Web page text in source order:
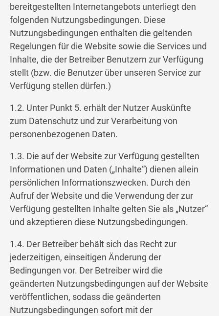
bereitgestellten Internetangebots unterliegt den
folgenden Nutzungsbedingungen. Diese
Nutzungsbedingungen enthalten die geltenden
Regelungen für die Website sowie die Services und
Inhalte, die der Betreiber Benutzern zur Verfügung
stellt (bzw. die Benutzer über unseren Service zur
Verfügung stellen dürfen.)
1.2. Unter Punkt 5. erhält der Nutzer Auskünfte
zum Datenschutz und zur Verarbeitung von
personenbezogenen Daten.
1.3. Die auf der Website zur Verfügung gestellten
Informationen und Daten („Inhalte“) dienen allein
persönlichen Informationszwecken. Durch den
Aufruf der Website und die Verwendung der zur
Verfügung gestellten Inhalte gelten Sie als „Nutzer“
und akzeptieren diese Nutzungsbedingungen.
1.4. Der Betreiber behält sich das Recht zur
jederzeitigen, einseitigen Änderung der
Bedingungen vor. Der Betreiber wird die
geänderten Nutzungsbedingungen auf der Website
veröffentlichen, sodass die geänderten
Nutzungsbedingungen sofort mit der